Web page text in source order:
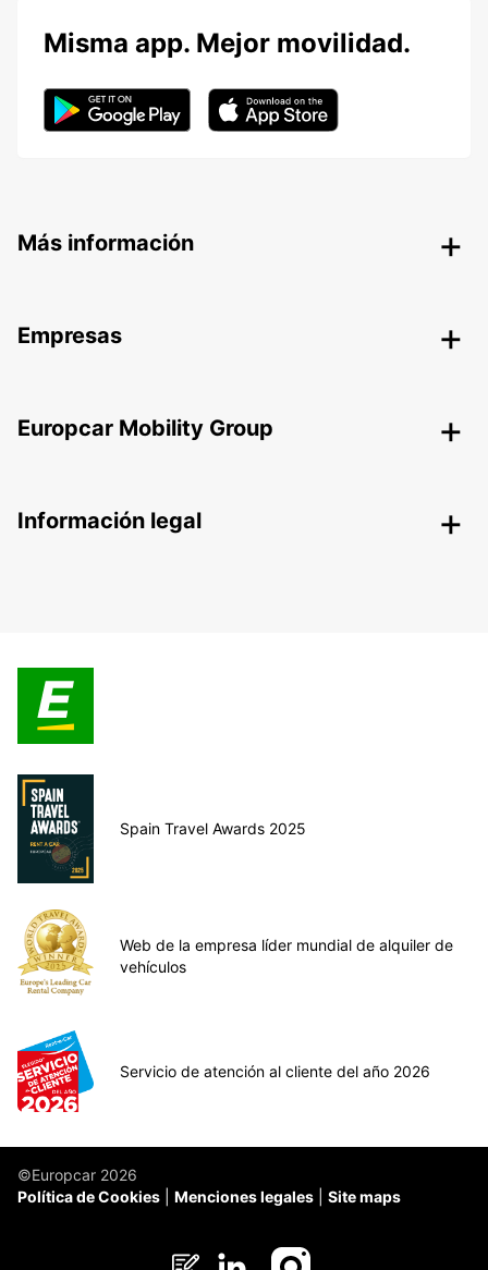
Misma app. Mejor movilidad.
Más información
Empresas
Europcar Mobility Group
Información legal
Spain Travel Awards 2025
Web de la empresa líder mundial de alquiler de
vehículos
Servicio de atención al cliente del año 2026
©Europcar 2026
Política de Cookies
Menciones legales Site maps